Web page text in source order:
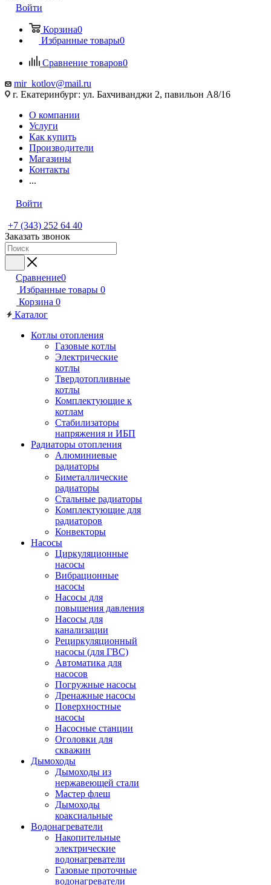
Войти
Корзина0
Избранные товары0
Сравнение товаров0
mir_kotlov@mail.ru
г. Екатеринбург: ул. Бахчиванджи 2, павильон А8/16
О компании
Услуги
Как купить
Производители
Магазины
Контакты
...
Войти
+7 (343) 252 64 40
Заказать звонок
Сравнение0
Избранные товары 0
Корзина 0
Каталог
Котлы отопления
Газовые котлы
Электрические
котлы
Твердотопливные
котлы
Комплектующие к
котлам
Стабилизаторы
напряжения и ИБП
Радиаторы отопления
Алюминиевые
радиаторы
Биметаллические
радиаторы
Стальные радиаторы
Комплектующие для
радиаторов
Конвекторы
Насосы
Циркуляционные
насосы
Вибрационные
насосы
Насосы для
повышения давления
Насосы для
канализации
Рециркуляционный
насосы (для ГВС)
Автоматика для
насосов
Погружные насосы
Дренажные насосы
Поверхностные
насосы
Насосные станции
Оголовки для
скважин
Дымоходы
Дымоходы из
нержавеющей стали
Мастер флеш
Дымоходы
коаксиальные
Водонагреватели
Накопительные
электрические
водонагреватели
Газовые проточные
водонагреватели